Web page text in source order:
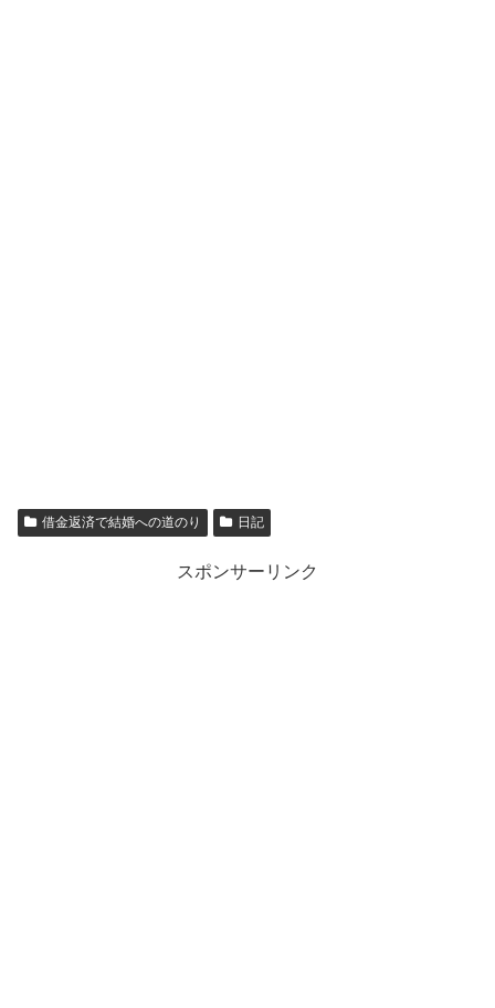
借金返済で結婚への道のり 日記
スポンサーリンク